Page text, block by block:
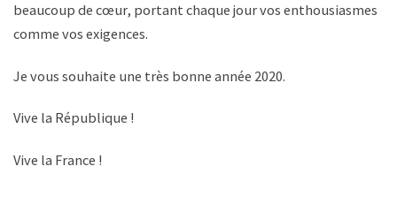
beaucoup de cœur, portant chaque jour vos enthousiasmes
comme vos exigences.
Je vous souhaite une très bonne année 2020.
Vive la République !
Vive la France !